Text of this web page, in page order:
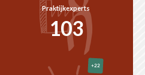
Praktijkexperts
103
+22